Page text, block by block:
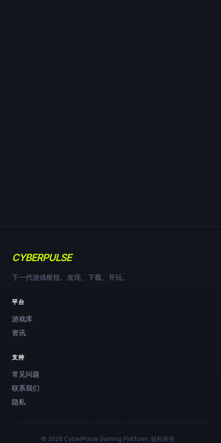
CYBERPULSE
下一代游戏枢纽。发现、下载、开玩。
平台
游戏库
资讯
支持
常见问题
联系我们
隐私
© 2026 CyberPulse Gaming Platform. 版权所有。